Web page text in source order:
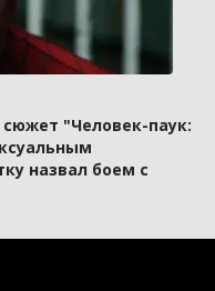
"Человек-паук:
назвал боем с